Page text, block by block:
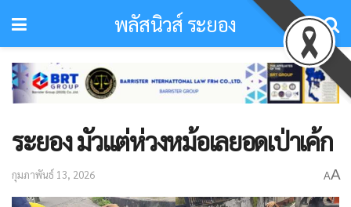
พลัสนิวส์ ระยอง
ระยอง มัวแต่ห่วงหม้อเลยอดเป่าเค้ก
กุมภาพันธ์ 13, 2026 AA